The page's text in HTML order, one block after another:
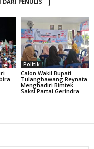
Politik
Calon Wakil Bupati
Tulangbawang Reynata
Menghadiri Bimtek
Saksi Partai Gerindra